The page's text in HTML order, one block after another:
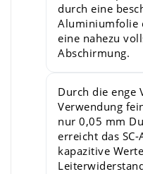
durch eine
Aluminiumfolie
eine nahezu
Abschirmung.
Durch die enge
Verwendung
nur 0,05 mm
erreicht das
kapazitive